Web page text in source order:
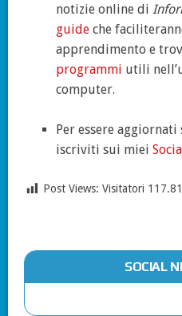
notizie online di
guide che
apprendimento e
programmi utili
computer.
Per essere
iscriviti sui miei
Post Views: Visitatori
SOCIAL